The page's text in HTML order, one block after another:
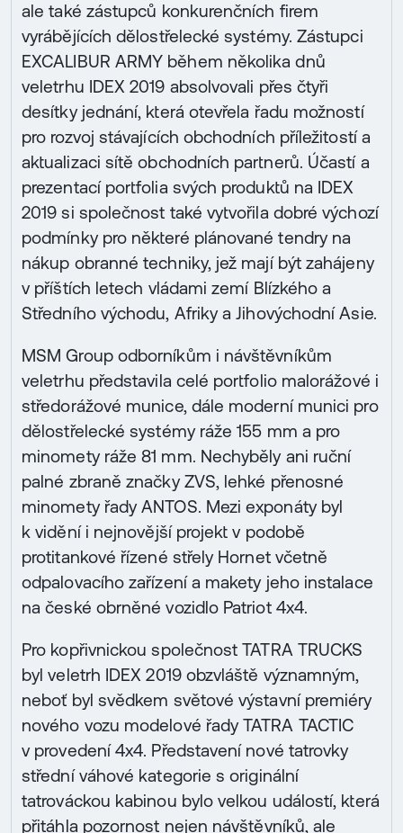
ale také zástupců konkurenčních firem
vyrábějících dělostřelecké systémy. Zástupci
EXCALIBUR ARMY během několika dnů
veletrhu IDEX 2019 absolvovali přes čtyři
desítky jednání, která otevřela řadu možností
pro rozvoj stávajících obchodních příležitostí a
aktualizaci sítě obchodních partnerů. Účastí a
prezentací portfolia svých produktů na IDEX
2019 si společnost také vytvořila dobré výchozí
podmínky pro některé plánované tendry na
nákup obranné techniky, jež mají být zahájeny
v příštích letech vládami zemí Blízkého a
Středního východu, Afriky a Jihovýchodní Asie.
MSM Group odborníkům i návštěvníkům
veletrhu představila celé portfolio malorážové i
středorážové munice, dále moderní munici pro
dělostřelecké systémy ráže 155 mm a pro
minomety ráže 81 mm. Nechyběly ani ruční
palné zbraně značky ZVS, lehké přenosné
minomety řady ANTOS. Mezi exponáty byl
k vidění i nejnovější projekt v podobě
protitankové řízené střely Hornet včetně
odpalovacího zařízení a makety jeho instalace
na české obrněné vozidlo Patriot 4x4.
Pro kopřivnickou společnost TATRA TRUCKS
byl veletrh IDEX 2019 obzvláště významným,
neboť byl svědkem světové výstavní premiéry
nového vozu modelové řady TATRA TACTIC
v provedení 4x4. Představení nové tatrovky
střední váhové kategorie s originální
tatrováckou kabinou bylo velkou událostí, která
přitáhla pozornost nejen návštěvníků, ale